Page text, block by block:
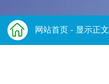
网站首页 - 显示正文